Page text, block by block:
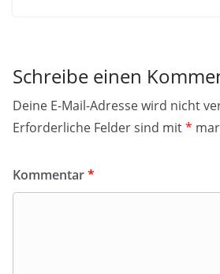
Schreibe einen
Deine E-Mail-Adresse wird nicht
Erforderliche Felder sind mit*
Kommentar*